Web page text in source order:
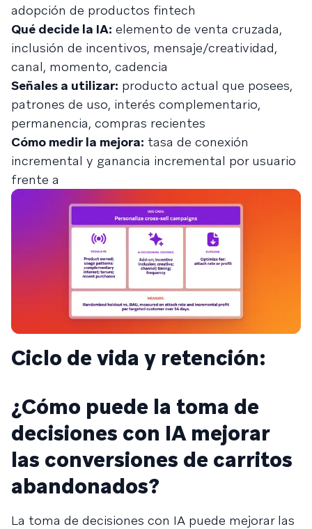
adopción de productos fintech
Qué decide la IA: elemento de venta cruzada,
inclusión de incentivos, mensaje/creatividad,
canal, momento, cadencia
Señales a utilizar: producto actual que posees,
patrones de uso, interés complementario,
permanencia, compras recientes
Cómo medir la mejora: tasa de conexión
incremental y ganancia incremental por usuario
frente a
Ciclo de vida y retención:
¿Cómo puede la toma de
decisiones con IA mejorar
las conversiones de carritos
abandonados?
La toma de decisiones con IA puede mejorar las